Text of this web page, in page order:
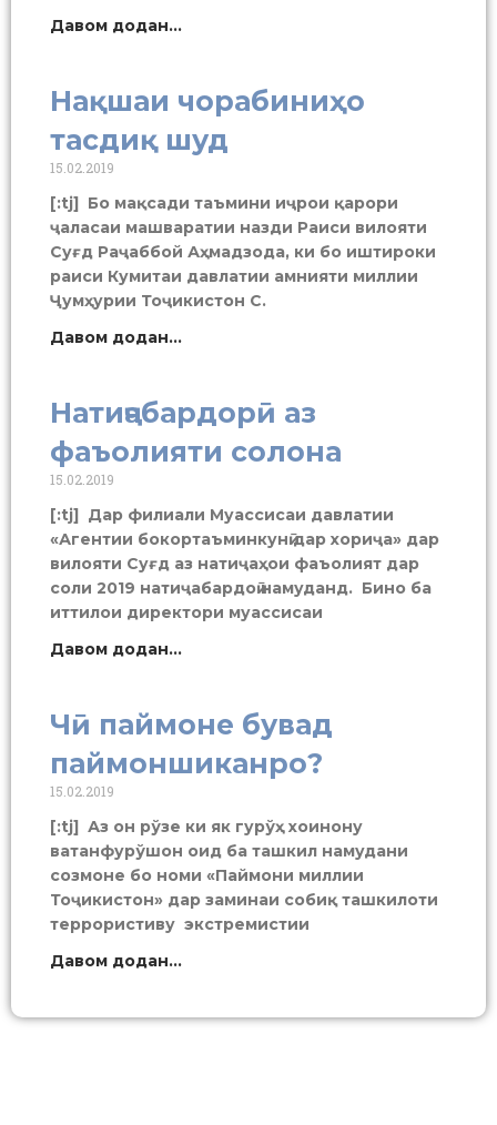
Давом додан...
Нақшаи чорабиниҳо
тасдиқ шуд
15.02.2019
[:tj] Бо мақсади таъмини иҷрои қарори
ҷаласаи машваратии назди Раиси вилояти
Суғд Раҷаббой Аҳмадзода, ки бо иштироки
раиси Кумитаи давлатии амнияти миллии
Ҷумҳурии Тоҷикистон С.
Давом додан...
Натиҷабардорӣ аз
фаъолияти солона
15.02.2019
[:tj] Дар филиали Муассисаи давлатии
«Агентии бокортаъминкунӣ дар хориҷа» дар
вилояти Суғд аз натиҷаҳои фаъолият дар
соли 2019 натиҷабардоӣ намуданд. Бино ба
иттилои директори муассисаи
Давом додан...
Чӣ паймоне бувад
паймоншиканро?
15.02.2019
[:tj] Аз он рўзе ки як гурўҳ хоинону
ватанфурўшон оид ба ташкил намудани
созмоне бо номи «Паймони миллии
Тоҷикистон» дар заминаи собиқ ташкилоти
террористиву экстремистии
Давом додан...